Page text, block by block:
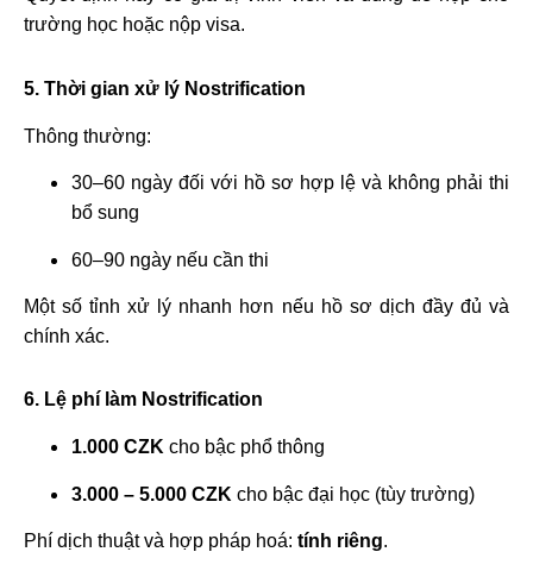
trường học hoặc nộp visa.
5. Thời gian xử lý Nostrification
Thông thường:
30–60 ngày đối với hồ sơ hợp lệ và không phải thi
bổ sung
60–90 ngày nếu cần thi
Một số tỉnh xử lý nhanh hơn nếu hồ sơ dịch đầy đủ và
chính xác.
6. Lệ phí làm Nostrification
1.000 CZK cho bậc phổ thông
3.000 – 5.000 CZK cho bậc đại học (tùy trường)
Phí dịch thuật và hợp pháp hoá: tính riêng.